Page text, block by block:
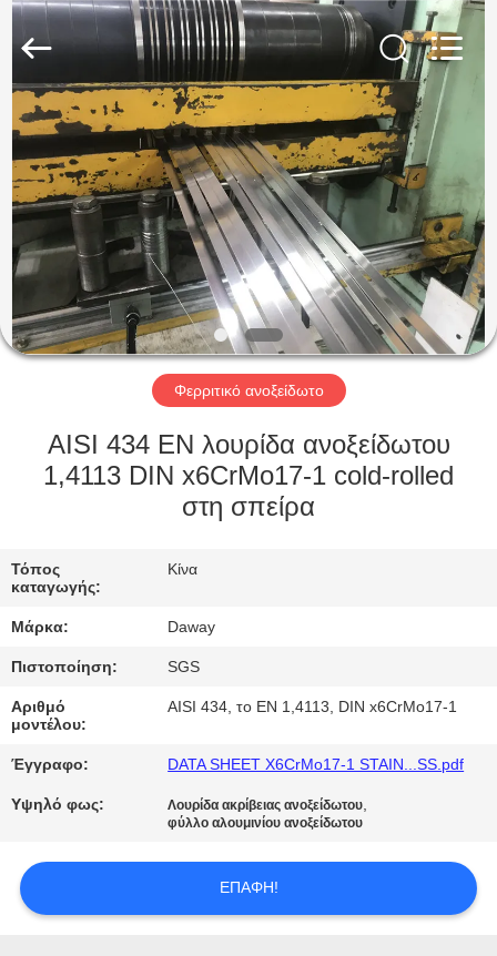
ΣΠΊΤΙ
ΠΡΟΪΌΝΤΑ
ΒΊΝΤΕΟ
ΠΕΡΊΠΟΥ
ΕΜΕΊΣ
ΓΎΡΟΣ
ΕΡΓΟΣΤΑΣΊΩΝ
ΈΛΕΓΧΟΣ
ΜΑΣ
ΕΛΆΤΕ
ΣΕ
ΕΠΑΦΉ
ΜΕ
ΖΗΤΉΣΤΕ
Special
Rights
Reserved.
Φερριτικό ανοξείδωτο
AISI 434 EN λουρίδα ανοξείδωτου
1,4113 DIN x6CrMo17-1 cold-rolled
στη σπείρα
Τόπος
καταγωγής:
Κίνα
Μάρκα: Daway
Πιστοποίηση: SGS
Αριθμό
μοντέλου:
AISI 434, το EN 1,4113, DIN x6CrMo17-1
Έγγραφο: DATA SHEET X6CrMo17-1 STAIN...SS.pdf
Υψηλό φως: Λουρίδα ακρίβειας ανοξείδωτου,
φύλλο αλουμινίου ανοξείδωτου
ΕΠΑΦΉ!